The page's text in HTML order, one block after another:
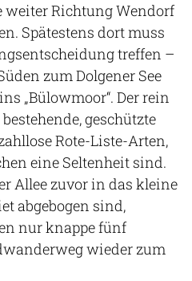
weiter Richtung Wendorf
Spätestens dort muss
treffen –
zum Dolgener See
„Bülowmoor“. Der rein
geschützte
Rote-Liste-Arten,
eine Seltenheit sind.
Allee zuvor in das kleine
abgebogen sind,
nur knappe fünf
wieder zum